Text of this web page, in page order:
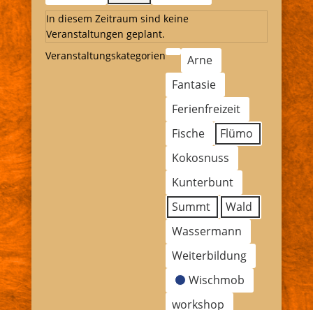
In diesem Zeitraum sind keine
Veranstaltungen geplant.
Veranstaltungskategorien Kategorie
ohne
Arne
Fantasie
Ferienfreizeit
Fische
Flümo
Kokosnuss
Kunterbunt
Summt
Wald
Wassermann
Weiterbildung
Wischmob
workshop